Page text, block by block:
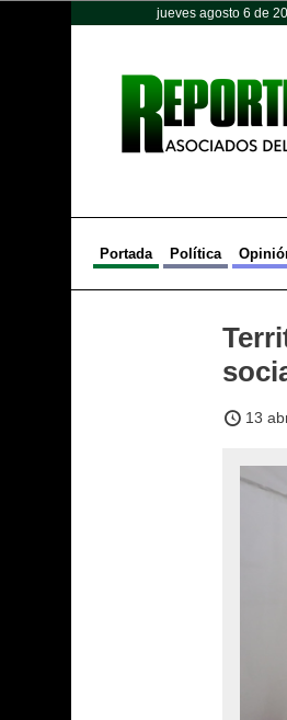
jueves agosto 6 de
Portada Política
13
Opinión